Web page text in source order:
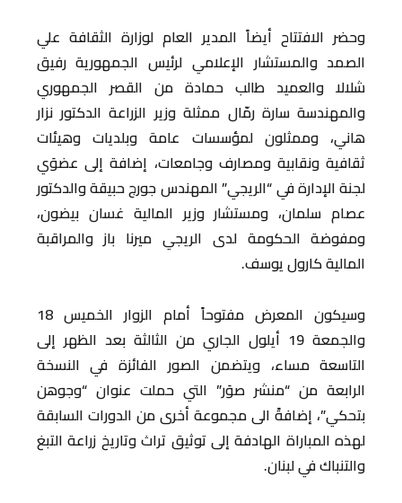
وحضر الافتتاح أيضاً المدير العام لوزارة الثقافة علي
الصمد والمستشار الإعلامي لرئيس الجمهورية رفيق
شلالا والعميد طالب حمادة من القصر الجمهوري
والمهندسة سارة رمّال ممثلة وزير الزراعة الدكتور نزار
هاني، وممثلون لمؤسسات عامة وبلديات وهيئات
ثقافية ونقابية ومصارف وجامعات، إضافة إلى عضوَي
لجنة الإدارة في “الريجي” المهندس جورج حبيقة والدكتور
عصام سلمان، ومستشار وزير المالية غسان بيضون،
ومفوضة الحكومة لدى الريجي ميرنا باز والمراقبة
المالية كارول يوسف.
وسيكون المعرض مفتوحاً أمام الزوار الخميس 18
والجمعة 19 أيلول الجاري من الثالثة بعد الظهر إلى
التاسعة مساء، ويتضمن الصور الفائزة في النسخة
الرابعة من “منشر صوَر” التي حملت عنوان “وجوهن
بتحكي”، إضافةً الى مجموعة أخرى من الدورات السابقة
لهذه المباراة الهادفة إلى توثيق تراث وتاريخ زراعة التبغ
والتنباك في لبنان.